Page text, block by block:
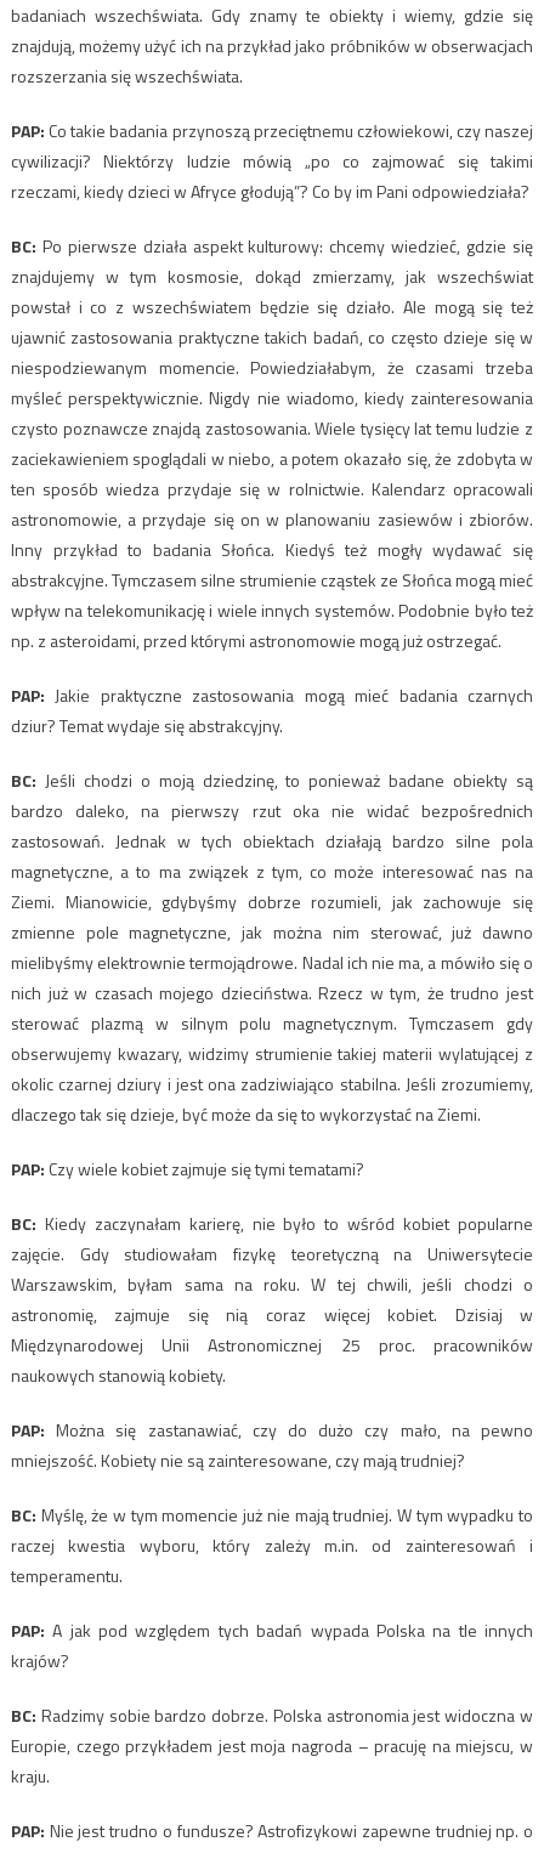
badaniach wszechświata. Gdy znamy te obiekty i wiemy, gdzie się
znajdują, możemy użyć ich na przykład jako próbników w obserwacjach
rozszerzania się wszechświata.
PAP: Co takie badania przynoszą przeciętnemu człowiekowi, czy naszej
cywilizacji? Niektórzy ludzie mówią „po co zajmować się takimi
rzeczami, kiedy dzieci w Afryce głodują”? Co by im Pani odpowiedziała?
BC: Po pierwsze działa aspekt kulturowy: chcemy wiedzieć, gdzie się
znajdujemy w tym kosmosie, dokąd zmierzamy, jak wszechświat
powstał i co z wszechświatem będzie się działo. Ale mogą się też
ujawnić zastosowania praktyczne takich badań, co często dzieje się w
niespodziewanym momencie. Powiedziałabym, że czasami trzeba
myśleć perspektywicznie. Nigdy nie wiadomo, kiedy zainteresowania
czysto poznawcze znajdą zastosowania. Wiele tysięcy lat temu ludzie z
zaciekawieniem spoglądali w niebo, a potem okazało się, że zdobyta w
ten sposób wiedza przydaje się w rolnictwie. Kalendarz opracowali
astronomowie, a przydaje się on w planowaniu zasiewów i zbiorów.
Inny przykład to badania Słońca. Kiedyś też mogły wydawać się
abstrakcyjne. Tymczasem silne strumienie cząstek ze Słońca mogą mieć
wpływ na telekomunikację i wiele innych systemów. Podobnie było też
np. z asteroidami, przed którymi astronomowie mogą już ostrzegać.
PAP:Jakie praktyczne zastosowania mogą mieć badania czarnych
dziur? Temat wydaje się abstrakcyjny.
BC: Jeśli chodzi o moją dziedzinę, to ponieważ badane obiekty są
bardzo daleko, na pierwszy rzut oka nie widać bezpośrednich
zastosowań. Jednak w tych obiektach działają bardzo silne pola
magnetyczne, a to ma związek z tym, co może interesować nas na
Ziemi. Mianowicie, gdybyśmy dobrze rozumieli, jak zachowuje się
zmienne pole magnetyczne, jak można nim sterować, już dawno
mielibyśmy elektrownie termojądrowe. Nadal ich nie ma, a mówiło się o
nich już w czasach mojego dzieciństwa. Rzecz w tym, że trudno jest
sterować plazmą w silnym polu magnetycznym. Tymczasem gdy
obserwujemy kwazary, widzimy strumienie takiej materii wylatującej z
okolic czarnej dziury i jest ona zadziwiająco stabilna. Jeśli zrozumiemy,
dlaczego tak się dzieje, być może da się to wykorzystać na Ziemi.
PAP: Czy wiele kobiet zajmuje się tymi tematami?
BC: Kiedy zaczynałam karierę, nie było to wśród kobiet popularne
zajęcie. Gdy studiowałam fizykę teoretyczną na Uniwersytecie
Warszawskim, byłam sama na roku. W tej chwili, jeśli chodzi o
astronomię, zajmuje się nią coraz więcej kobiet. Dzisiaj w
Międzynarodowej Unii Astronomicznej 25 proc. pracowników
naukowych stanowią kobiety.
PAP:Można się zastanawiać, czy do dużo czy mało, na pewno
mniejszość. Kobiety nie są zainteresowane, czy mają trudniej?
BC: Myślę, że w tym momencie już nie mają trudniej. W tym wypadku to
raczej kwestia wyboru, który zależy m.in. od zainteresowań i
temperamentu.
PAP: A jak pod względem tych badań wypada Polska na tle innych
krajów?
BC: Radzimy sobie bardzo dobrze. Polska astronomia jest widoczna w
Europie, czego przykładem jest moja nagroda – pracuję na miejscu, w
kraju.
PAP: Nie jest trudno o fundusze? Astrofizykowi zapewne trudniej np. o